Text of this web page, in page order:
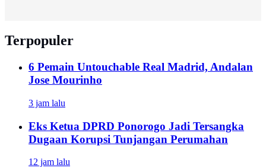
Terpopuler
6 Pemain Untouchable Real Madrid, Andalan
Jose Mourinho
3 jam lalu
Eks Ketua DPRD Ponorogo Jadi Tersangka
Dugaan Korupsi Tunjangan Perumahan
12 jam lalu